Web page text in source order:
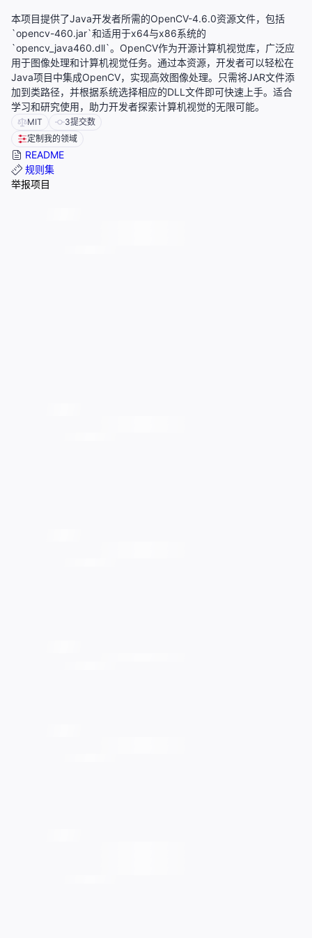
本项目提供了Java开发者所需的OpenCV-4.6.0资源文件，包括
`opencv-460.jar`和适用于x64与x86系统的
`opencv_java460.dll`。OpenCV作为开源计算机视觉库，广泛应
用于图像处理和计算机视觉任务。通过本资源，开发者可以轻松在
Java项目中集成OpenCV，实现高效图像处理。只需将JAR文件添
加到类路径，并根据系统选择相应的DLL文件即可快速上手。适合
学习和研究使用，助力开发者探索计算机视觉的无限可能。
MIT 3提交数
定制我的领域
README
规则集
举报项目